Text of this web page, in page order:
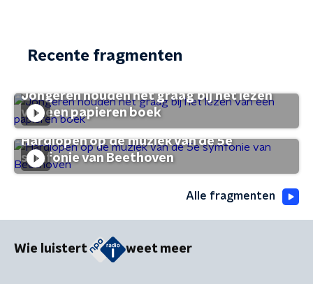
Recente fragmenten
Jongeren houden het graag bij het lezen
van een papieren boek
Hardlopen op de muziek van de 5e
symfonie van Beethoven
Alle fragmenten
Wie luistert weet meer